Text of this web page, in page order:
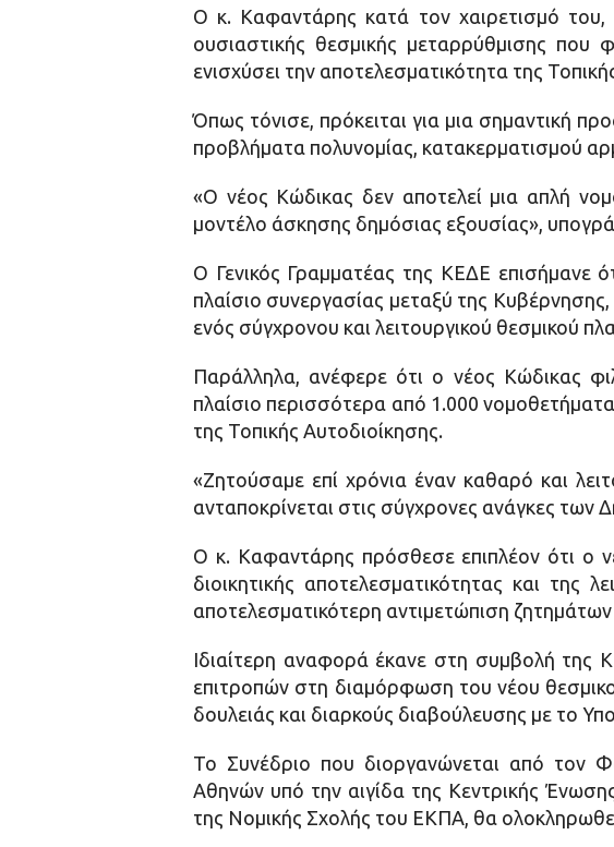
Ο κ. Καφαντάρης κατά τον χαιρετισμό του,
ουσιαστικής θεσμικής μεταρρύθμισης που
ενισχύσει την αποτελεσματικότητα της
Όπως τόνισε, πρόκειται για μια σημαντική
προβλήματα πολυνομίας, κατακερματισμού
«Ο νέος Κώδικας δεν αποτελεί μια απλή
μοντέλο άσκησης δημόσιας εξουσίας»,
Ο Γενικός Γραμματέας της ΚΕΔΕ επισήμανε
πλαίσιο συνεργασίας μεταξύ της
ενός σύγχρονου και λειτουργικού θεσμικού
Παράλληλα, ανέφερε ότι ο νέος Κώδικας
πλαίσιο περισσότερα από 1.000
της Τοπικής Αυτοδιοίκησης.
«Ζητούσαμε επί χρόνια έναν καθαρό και
ανταποκρίνεται στις σύγχρονες ανάγκες των
Ο κ. Καφαντάρης πρόσθεσε επιπλέον ότι ο
διοικητικής αποτελεσματικότητας και της
αποτελεσματικότερη αντιμετώπιση
Ιδιαίτερη αναφορά έκανε στη συμβολή
επιτροπών στη διαμόρφωση του νέου
δουλειάς και διαρκούς διαβούλευσης με το
Το Συνέδριο που διοργανώνεται από τον
Αθηνών υπό την αιγίδα της Κεντρικής
της Νομικής Σχολής του ΕΚΠΑ, θα